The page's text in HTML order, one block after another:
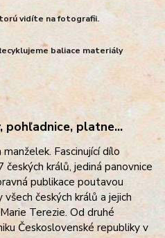
vidíte na fotografii.
baliace materiály
pohľadnice, platne...
Fascinující dílo
českých králů, jediná panovnice
publikace poutavou
českých králů a jejich
Terezie. Od druhé
Československé republiky v